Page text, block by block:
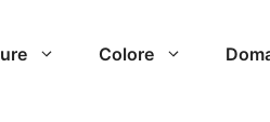
Colore